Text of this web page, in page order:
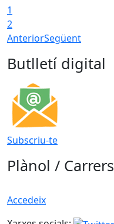
1
2
AnteriorSegüent
Butlletí digital
Subscriu-te
Plànol / Carrers
Accedeix